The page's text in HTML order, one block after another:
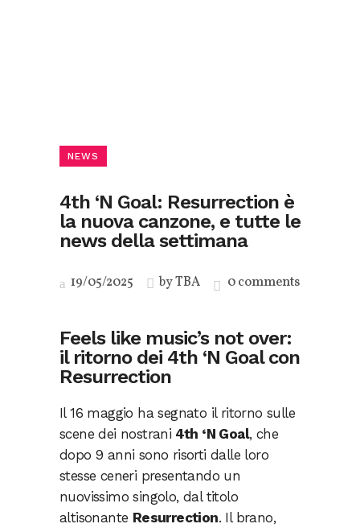
NEWS
4th ‘N Goal: Resurrection è
la nuova canzone, e tutte le
news della settimana
19/05/2025 byTBA 0 comments
Feels like music’s not over:
il ritorno dei 4th ‘N Goal con
Resurrection
Il 16 maggio ha segnato il ritorno sulle
scene dei nostrani 4th ‘N Goal, che
dopo 9 anni sono risorti dalle loro
stesse ceneri presentando un
nuovissimo singolo, dal titolo
altisonante Resurrection. Il brano,